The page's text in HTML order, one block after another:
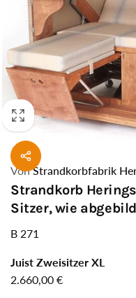
VonStrandkorbfabrik
Strandkorb
Sitzer, wie
B 271
Juist Zweisitzer XL
2.660,00 €